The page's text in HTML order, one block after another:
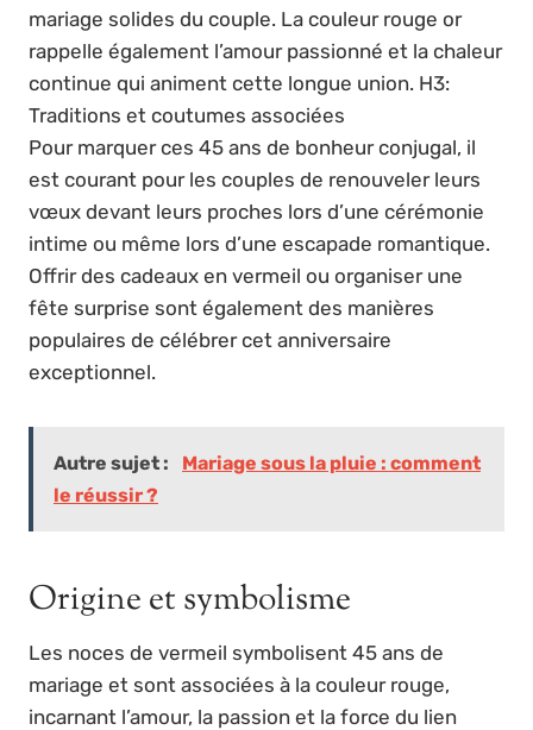
mariage solides du couple. La couleur rouge or
rappelle également l’amour passionné et la chaleur
continue qui animent cette longue union. H3:
Traditions et coutumes associées
Pour marquer ces 45 ans de bonheur conjugal, il
est courant pour les couples de renouveler leurs
vœux devant leurs proches lors d’une cérémonie
intime ou même lors d’une escapade romantique.
Offrir des cadeaux en vermeil ou organiser une
fête surprise sont également des manières
populaires de célébrer cet anniversaire
exceptionnel.
Autre sujet :
Mariage sous la pluie : comment
le réussir ?
Origine et symbolisme
Les noces de vermeil symbolisent 45 ans de
mariage et sont associées à la couleur rouge,
incarnant l’amour, la passion et la force du lien